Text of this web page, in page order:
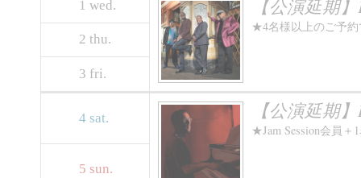
1 wed. 【公演延期
★4名様以上のご予
2 thu.
3 fri.
4 sat. 【公演延期
★Jam Session会員
5 sun.